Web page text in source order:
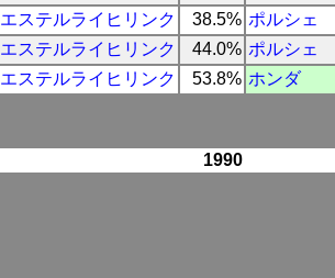
エステルライヒリンク 38.5% ポルシェ
エステルライヒリンク 44.0% ポルシェ
エステルライヒリンク 53.8% ホンダ
1990